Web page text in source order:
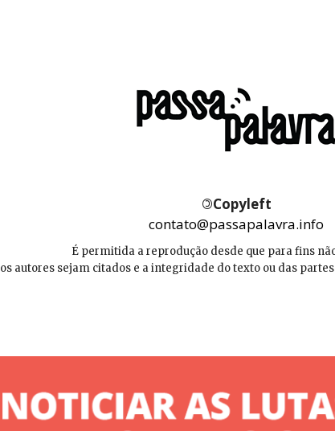
©Copyleft
contato@passapalavra.info
É permitida a reprodução desde que para fins
os autores sejam citados e a integridade do texto ou das